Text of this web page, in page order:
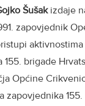
Šušakizdaje
zapovjednik
brigade
Općine
zapovjednika